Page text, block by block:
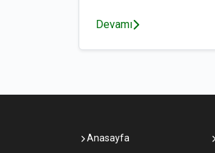
Devamı
Anasayfa